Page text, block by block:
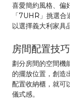
喜愛簡約風格、偏
「7UHR 」挑選
以選擇義大利家具
房間配置技
劃分房間的空間機
的擺放位置，創造
配置收納櫃，就可
儀式感。